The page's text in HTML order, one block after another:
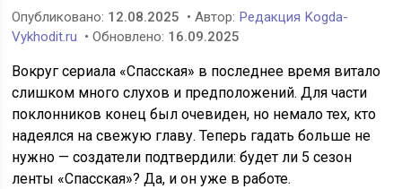
Опубликовано: 12.08.2025 • Автор: Редакция Kogda-
Vykhodit.ru • Обновлено: 16.09.2025
Вокруг сериала «Спасская» в последнее время витало
слишком много слухов и предположений. Для части
поклонников конец был очевиден, но немало тех, кто
надеялся на свежую главу. Теперь гадать больше не
нужно — создатели подтвердили: будет ли 5 сезон
ленты «Спасская»? Да, и он уже в работе.